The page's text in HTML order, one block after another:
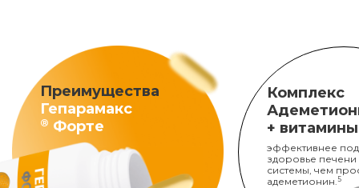
Преимущества
Гепарамакс
® Форте
Комплекс
+
эффективнее
здоровье печени
системы, чем
адеметионин. 5